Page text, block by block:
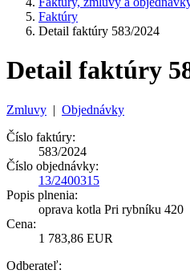
Faktúry
Detail faktúry 583/2024
Detail faktúry
Zmluvy | Objednávky
Číslo faktúry:
583/2024
Číslo objednávky:
13/2400315
Popis plnenia:
oprava kotla Pri rybníku 420
Cena:
1 783,86 EUR
Odberateľ: